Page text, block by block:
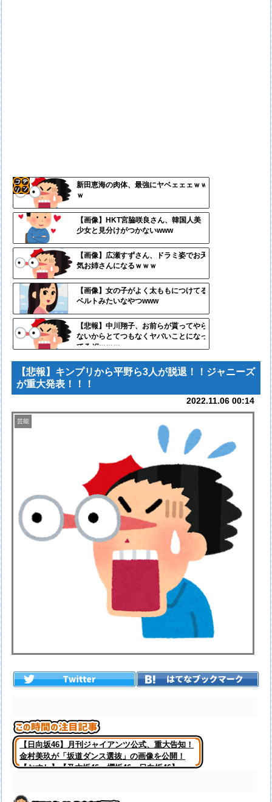
新田恵海の肉体、最強にヤベェェェｗｗ
ｗ
【画像】HKT宮脇咲良さん、韓国人美
少女と見分けがつかないwww
【画像】広瀬すずさん、ドラミ姿でお天
気お姉さんになるｗｗｗ
【画像】女の子がよく太ももにつけてる
ベルトみたいなやつwww
【悲報】中川翔子、お前らが貰ってやら
ないからとてつもなくヤバいことになっ
てるぞｗｗｗ
リン
ンク
自動
更新
ツー
ル
【悲報】キンプリから平野ら3人が脱退！！ジャニーズ
が重大発表！！！
2022.11.06 00:14
芸能
【日向坂46】月刊ジャイアンツ公式、重大告知！
金村美玖が「坂道ダンス選抜」の画像を公開！
【おすし】【乃木坂46・櫻坂46・日向坂46】